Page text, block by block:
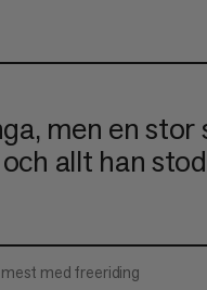
men en stor
allt han
med freeriding